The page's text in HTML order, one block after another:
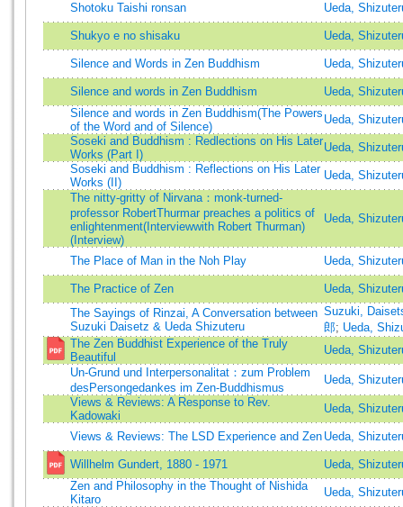
Shotoku Taishi ronsan Ueda,
Shukyo e no shisaku Ueda,
Silence and Words in Zen Buddhism Ueda,
Silence and words in Zen Buddhism
Ueda,
Silence and words in Zen Buddhism(The Powers
of the Word and of Silence)
Ueda,
Soseki and Buddhism : Redlections on His Later
Works (Part I)
Ueda,
Soseki and Buddhism : Reflections on His Later
Works (II)
Ueda,
The nitty-gritty of Nirvana：monk-turned-
professor RobertThurmar preaches a politics of
enlightenment(Interviewwith Robert Thurman)
(Interview)
Ueda,
The Place of Man in the Noh Play Ueda,
The Practice of Zen
Ueda,
The Sayings of Rinzai, A Conversation between
Suzuki Daisetz & Ueda Shizuteru
Suzuki,
郎; Ueda,
The Zen Buddhist Experience of the Truly
Beautiful
Ueda,
Un-Grund und Interpersonalitat：zum Problem
desPersongedankes im Zen-Buddhismus
Ueda,
Views & Reviews: A Response to Rev.
Kadowaki
Ueda,
Views & Reviews: The LSD Experience and Zen Ueda,
Willhelm Gundert, 1880 - 1971
Ueda,
Zen and Philosophy in the Thought of Nishida
Kitaro
Ueda,